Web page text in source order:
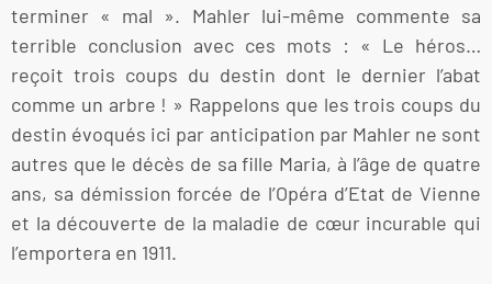
terminer « mal ». Mahler lui-même commente sa
terrible conclusion avec ces mots : « Le héros…
reçoit trois coups du destin dont le dernier l’abat
comme un arbre ! » Rappelons que les trois coups du
destin évoqués ici par anticipation par Mahler ne sont
autres que le décès de sa fille Maria, à l’âge de quatre
ans, sa démission forcée de l’Opéra d’Etat de Vienne
et la découverte de la maladie de cœur incurable qui
l’emportera en 1911.